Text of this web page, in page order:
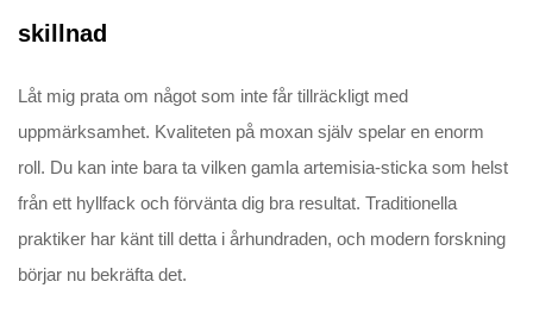
skillnad
Låt mig prata om något som inte får tillräckligt med
uppmärksamhet. Kvaliteten på moxan själv spelar en enorm
roll. Du kan inte bara ta vilken gamla artemisia-sticka som helst
från ett hyllfack och förvänta dig bra resultat. Traditionella
praktiker har känt till detta i århundraden, och modern forskning
börjar nu bekräfta det.